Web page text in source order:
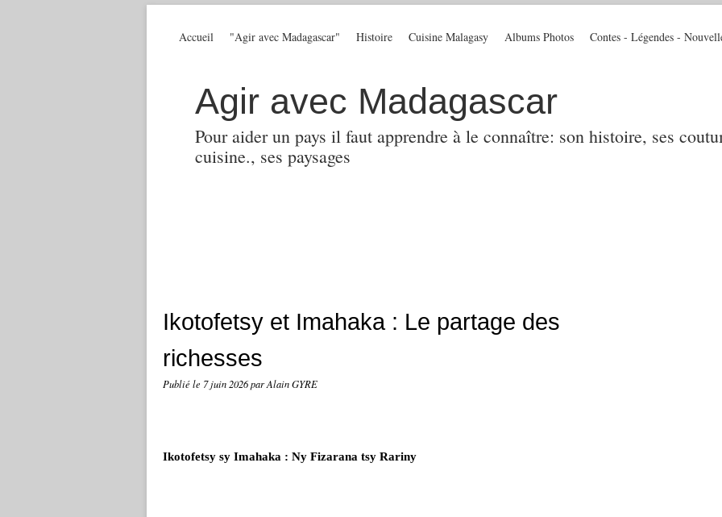
Agir avec Madagascar
Pour aider un pays il faut apprendre à le connaître: son histoire, ses
cuisine., ses paysages
Accueil "Agir avec Madagascar" Histoire Cuisine Malagasy Albums Photos Contes - Légendes -
Ikotofetsy et Imahaka : Le partage des
richesses
Publié le 7 juin 2026par Alain GYRE
Ikotofetsy sy Imahaka : Ny Fizarana tsy Rariny